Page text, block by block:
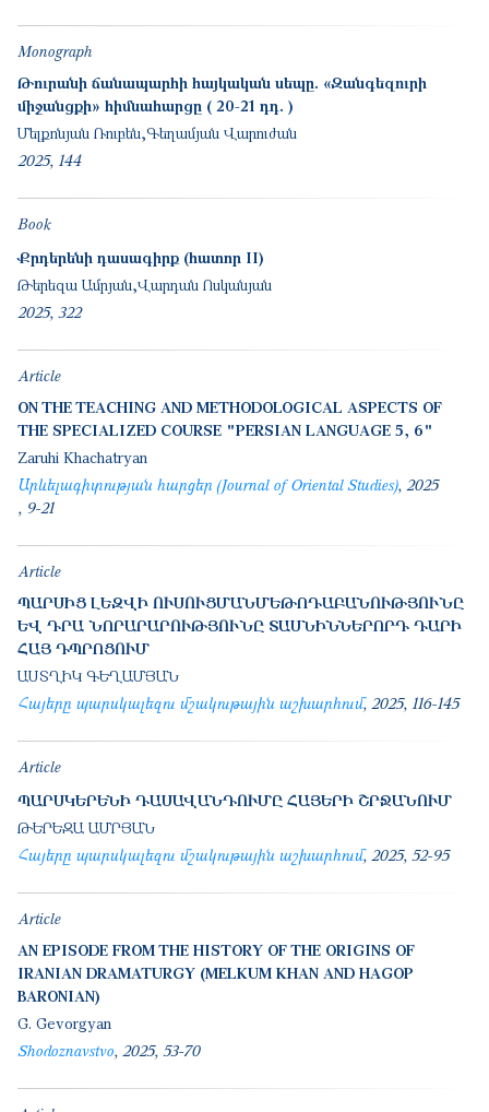
Monograph
Թուրանի ճանապարհի հայկական սեպը. «Զանգեզուրի
միջանցքի» հիմնահարցը ( 20-21 դդ. )
Մելքոնյան Ռուբեն Գեղամյան Վարուժան
2025 144
Book
Քրդերենի դասագիրք (հատոր II)
Թերեզա Ամրյան Վարդան Ոսկանյան
2025 322
Article
ON THE TEACHING AND METHODOLOGICAL ASPECTS OF
THE SPECIALIZED COURSE "PERSIAN LANGUAGE 5, 6"
Zaruhi Khachatryan
Արևելագիտության հարցեր (Journal of Oriental Studies) 2025
9-21
Article
ՊԱՐՍԻՑ ԼԵԶՎԻ ՈՒՍՈՒՑՄԱՆՄԵԹՈԴԱԲԱՆՈՒԹՅՈՒՆԸ
ԵՎ ԴՐԱ ՆՈՐԱՐԱՐՈՒԹՅՈՒՆԸ ՏԱՍՆԻՆՆԵՐՈՐԴ ԴԱՐԻ
ՀԱՅ ԴՊՐՈՑՈՒՄ
ԱՍՏՂԻԿ ԳԵՂԱՄՅԱՆ
Հայերը պարսկալեզու մշակութային աշխարհում 2025 116-145
Article
ՊԱՐՍԿԵՐԵՆԻ ԴԱՍԱՎԱՆԴՈՒՄԸ ՀԱՅԵՐԻ ՇՐՋԱՆՈՒՄ
ԹԵՐԵԶԱ ԱՄՐՅԱՆ
Հայերը պարսկալեզու մշակութային աշխարհում 2025 52-95
Article
AN EPISODE FROM THE HISTORY OF THE ORIGINS OF
IRANIAN DRAMATURGY (MELKUM KHAN AND HAGOP
BARONIAN)
G. Gevorgyan
Shodoznavstvo 2025 53-70